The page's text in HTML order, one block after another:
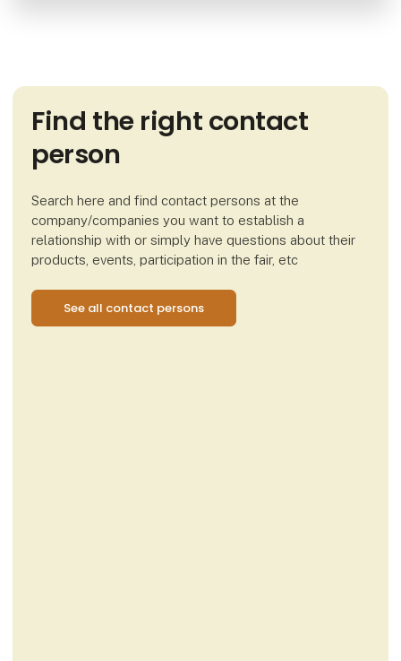
Find the right contact
person
Search here and find contact persons at the
company/companies you want to establish a
relationship with or simply have questions about their
products, events, participation in the fair, etc
See all contact persons